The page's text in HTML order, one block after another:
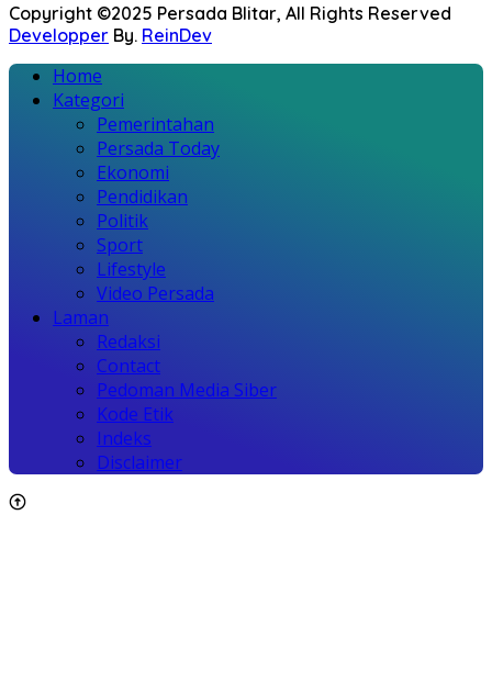
Copyright ©2025 Persada Blitar, All Rights Reserved
Developper By. ReinDev
Home
Kategori
Pemerintahan
Persada Today
Ekonomi
Pendidikan
Politik
Sport
Lifestyle
Video Persada
Laman
Redaksi
Contact
Pedoman Media Siber
Kode Etik
Indeks
Disclaimer